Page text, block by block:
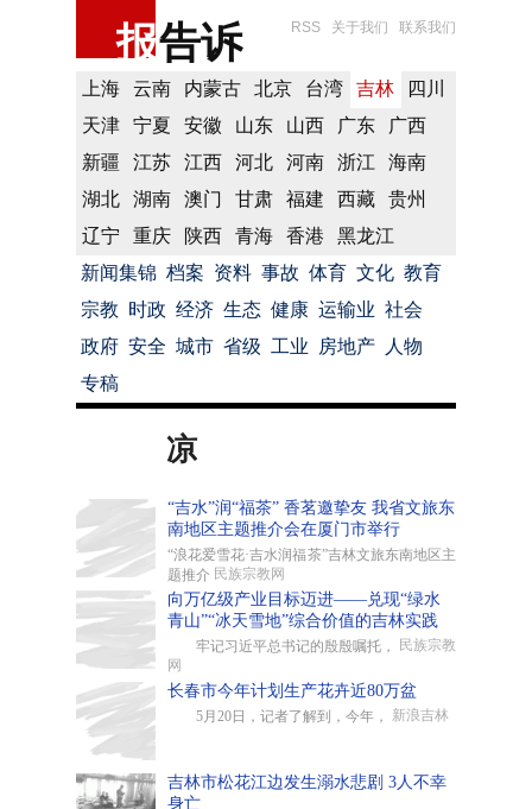
报告诉 RSS 关于我们 联系我们
上海 云南 内蒙古 北京 台湾 吉林
四川
天津
宁夏 安徽 山东 山西 广东
广西
新疆
江苏 江西 河北 河南 浙江
海南
湖北
湖南 澳门 甘肃 福建 西藏
贵州
辽宁
重庆 陕西 青海 香港
黑龙江
新闻集锦 档案 资料 事故 体育 文化 教育
宗教 时政 经济 生态 健康 运输业 社会
政府 安全 城市 省级 工业 房地产
人物
专稿
凉
“吉水”润“福茶” 香茗邀挚友 我省文旅东
南地区主题推介会在厦门市举行
“浪花爱雪花·吉水润福茶”吉林文旅东南地区主
题推介 民族宗教网
向万亿级产业目标迈进——兑现“绿水
青山”“冰天雪地”综合价值的吉林实践
牢记习近平总书记的殷殷嘱托，
民族宗教
网
长春市今年计划生产花卉近80万盆
5月20日，记者了解到，今年， 新浪吉林
吉林市松花江边发生溺水悲剧 3人不幸
身亡